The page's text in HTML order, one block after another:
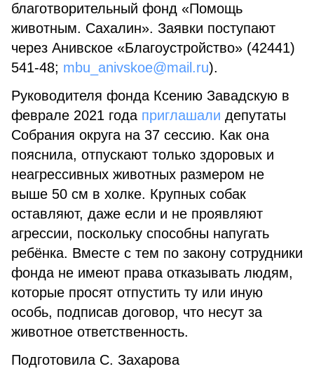
благотворительный фонд «Помощь
животным. Сахалин». Заявки поступают
через Анивское «Благоустройство» (42441)
541-48; mbu_anivskoe@mail.ru).
Руководителя фонда Ксению Завадскую в
феврале 2021 года приглашали депутаты
Собрания округа на 37 сессию. Как она
пояснила, отпускают только здоровых и
неагрессивных животных размером не
выше 50 см в холке. Крупных собак
оставляют, даже если и не проявляют
агрессии, поскольку способны напугать
ребёнка. Вместе с тем по закону сотрудники
фонда не имеют права отказывать людям,
которые просят отпустить ту или иную
особь, подписав договор, что несут за
животное ответственность.
Подготовила С. Захарова